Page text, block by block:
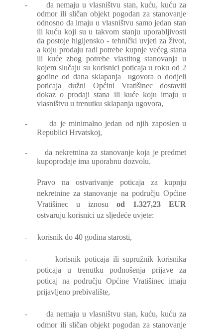
-
da nemaju u vlasništvu stan, kuću, kuću za
odmor ili sličan objekt pogodan za stanovanje
odnosno da imaju u vlasništvu samo jedan stan
ili kuću koji su u takvom stanju uporabljivosti
da postoje higijensko - tehnički uvjeti za život,
a koju prodaju radi potrebe kupnje većeg stana
ili kuće zbog potrebe vlastitog stanovanja u
kojem slučaju su korisnici poticaja u roku od 2
godine od dana sklapanja
ugovora o dodjeli
poticaja dužni Općini Vratišinec dostaviti
dokaz o prodaji stana ili kuće koju imaju u
vlasništvu u trenutku sklapanja ugovora,
-
da je minimalno jedan od njih zaposlen u
Republici Hrvatskoj,
-
da nekretnina za stanovanje koja je predmet
kupoprodaje ima uporabnu dozvolu.
Pravo na ostvarivanje poticaja za kupnju
nekretnine za stanovanje na području Općine
Vratišinec u iznosu od 1.327,23 EUR
ostvaruju korisnici uz sljedeće uvjete:
- korisnik do 40 godina starosti,
-
korisnik poticaja ili supružnik korisnika
poticaja u trenutku podnošenja prijave za
poticaj na području Općine Vratišinec imaju
prijavljeno prebivalište,
-
da nemaju u vlasništvu stan, kuću, kuću za
odmor ili sličan objekt pogodan za stanovanje